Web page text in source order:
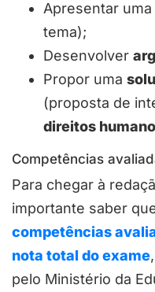
Apresentar uma
tema);
Desenvolver
Propor uma
(proposta de
direitos
Competências
Para chegar à
importante saber
competências
nota total do exame
pelo Ministério da